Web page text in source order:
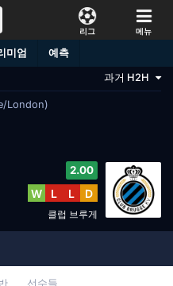
리그 메뉴
미엄 예측
과거 H2H
London)
2.00
W L L D
클럽 브루게
선수들